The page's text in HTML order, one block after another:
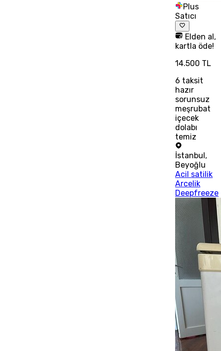
Plus
Satıcı
Elden al,
kartla öde!
14.500 TL
6 taksit
hazır
sorunsuz
meşrubat
içecek
dolabı
temiz
İstanbul,
Beyoğlu
Acil satilik
Arcelik
Deepfreeze